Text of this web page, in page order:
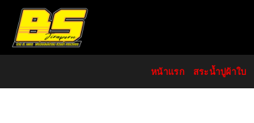
content
หน้าแรก สระน้ำปูผ้าใบ